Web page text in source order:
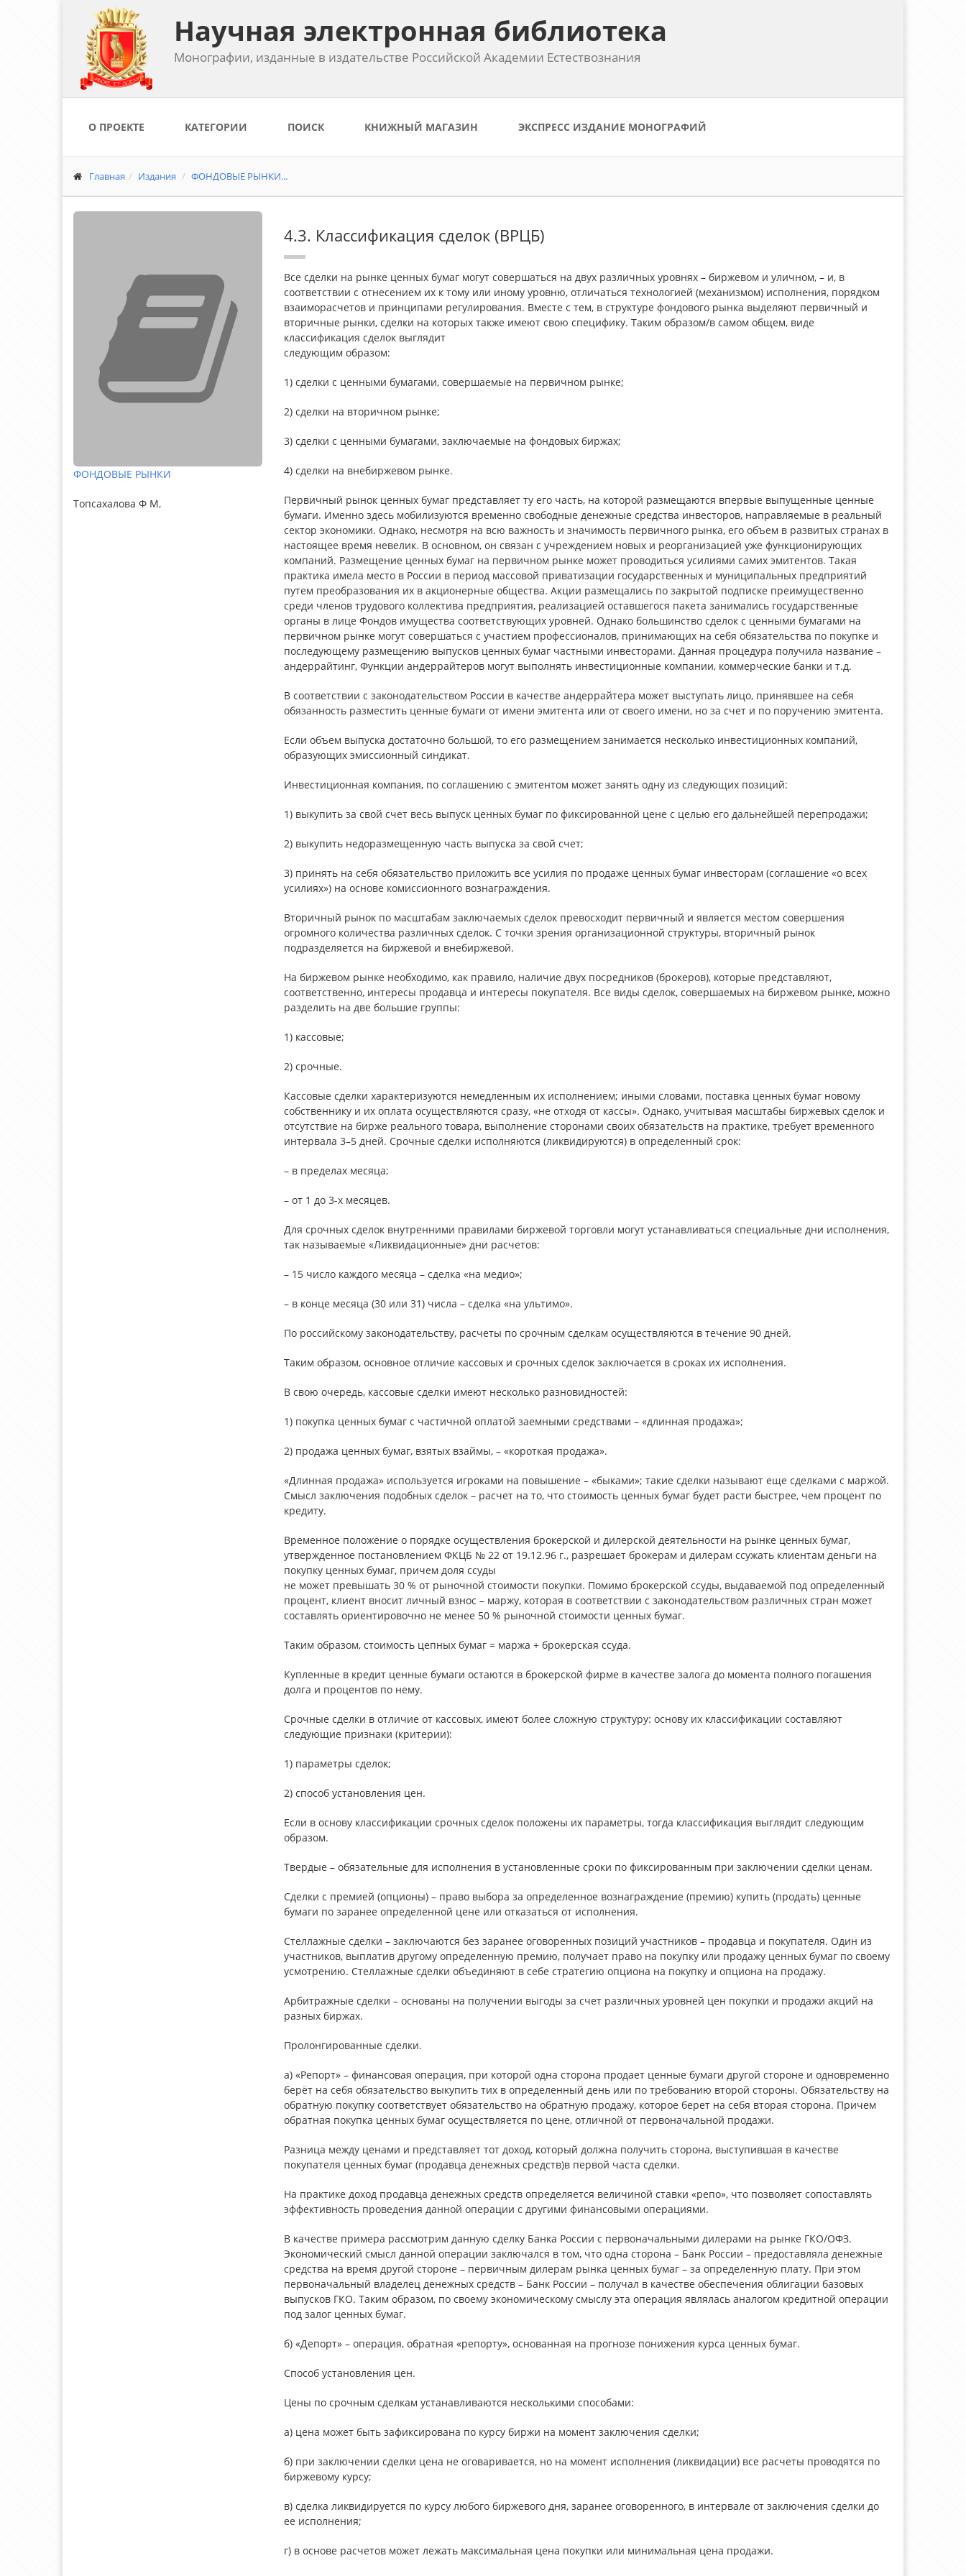
Научная электронная библиотека
Монографии, изданные в издательстве Российской Академии Естествознания
О ПРОЕКТЕ КАТЕГОРИИ ПОИСК КНИЖНЫЙ МАГАЗИН ЭКСПРЕСС ИЗДАНИЕ МОНОГРАФИЙ
Главная Издания ФОНДОВЫЕ РЫНКИ...
ФОНДОВЫЕ РЫНКИ
Топсахалова Ф М,
4.3. Классификация сделок (ВРЦБ)
Все сделки на рынке ценных бумаг могут совершаться на двух различных уровнях – биржевом и уличном, – и, в
соответствии с отнесением их к тому или иному уровню, отличаться технологией (механизмом) исполнения, порядком
взаиморасчетов и принципами регулирования. Вместе с тем, в структуре фондового рынка выделяют первичный и
вторичные рынки, сделки на которых также имеют свою специфику. Таким образом/в самом общем, виде
классификация сделок выглядит
следующим образом:
1) сделки с ценными бумагами, совершаемые на первичном рынке;
2) сделки на вторичном рынке;
3) сделки с ценными бумагами, заключаемые на фондовых биржах;
4) сделки на внебиржевом рынке.
Первичный рынок ценных бумаг представляет ту его часть, на которой размещаются впервые выпущенные ценные
бумаги. Именно здесь мобилизуются временно свободные денежные средства инвесторов, направляемые в реальный
сектор экономики. Однако, несмотря на всю важность и значимость первичного рынка, его объем в развитых странах в
настоящее время невелик. В основном, он связан с учреждением новых и реорганизацией уже функционирующих
компаний. Размещение ценных бумаг на первичном рынке может проводиться усилиями самих эмитентов. Такая
практика имела место в России в период массовой приватизации государственных и муниципальных предприятий
путем преобразования их в акционерные общества. Акции размещались по закрытой подписке преимущественно
среди членов трудового коллектива предприятия, реализацией оставшегося пакета занимались государственные
органы в лице Фондов имущества соответствующих уровней. Однако большинство сделок с ценными бумагами на
первичном рынке могут совершаться с участием профессионалов, принимающих на себя обязательства по покупке и
последующему размещению выпусков ценных бумаг частными инвесторами. Данная процедура получила название –
андеррайтинг, Функции андеррайтеров могут выполнять инвестиционные компании, коммерческие банки и т.д.
В соответствии с законодательством России в качестве андеррайтера может выступать лицо, принявшее на себя
обязанность разместить ценные бумаги от имени эмитента или от своего имени, но за счет и по поручению эмитента.
Если объем выпуска достаточно большой, то его размещением занимается несколько инвестиционных компаний,
образующих эмиссионный синдикат.
Инвестиционная компания, по соглашению с эмитентом может занять одну из следующих позиций:
1) выкупить за свой счет весь выпуск ценных бумаг по фиксированной цене с целью его дальнейшей перепродажи;
2) выкупить недоразмещенную часть выпуска за свой счет;
3) принять на себя обязательство приложить все усилия по продаже ценных бумаг инвесторам (соглашение «о всех
усилиях») на основе комиссионного вознаграждения.
Вторичный рынок по масштабам заключаемых сделок превосходит первичный и является местом совершения
огромного количества различных сделок. С точки зрения организационной структуры, вторичный рынок
подразделяется на биржевой и внебиржевой.
На биржевом рынке необходимо, как правило, наличие двух посредников (брокеров), которые представляют,
соответственно, интересы продавца и интересы покупателя. Все виды сделок, совершаемых на биржевом рынке, можно
разделить на две большие группы:
1) кассовые;
2) срочные.
Кассовые сделки характеризуются немедленным их исполнением; иными словами, поставка ценных бумаг новому
собственнику и их оплата осуществляются сразу, «не отходя от кассы». Однако, учитывая масштабы биржевых сделок и
отсутствие на бирже реального товара, выполнение сторонами своих обязательств на практике, требует временного
интервала 3–5 дней. Срочные сделки исполняются (ликвидируются) в определенный срок:
– в пределах месяца;
– от 1 до 3-х месяцев.
Для срочных сделок внутренними правилами биржевой торговли могут устанавливаться специальные дни исполнения,
так называемые «Ликвидационные» дни расчетов:
– 15 число каждого месяца – сделка «на медио»;
– в конце месяца (30 или 31) числа – сделка «на ультимо».
По российскому законодательству, расчеты по срочным сделкам осуществляются в течение 90 дней.
Таким образом, основное отличие кассовых и срочных сделок заключается в сроках их исполнения.
В свою очередь, кассовые сделки имеют несколько разновидностей:
1) покупка ценных бумаг с частичной оплатой заемными средствами – «длинная продажа»;
2) продажа ценных бумаг, взятых взаймы, – «короткая продажа».
«Длинная продажа» используется игроками на повышение – «быками»; такие сделки называют еще сделками с маржой.
Смысл заключения подобных сделок – расчет на то, что стоимость ценных бумаг будет расти быстрее, чем процент по
кредиту.
Временное положение о порядке осуществления брокерской и дилерской деятельности на рынке ценных бумаг,
утвержденное постановлением ФКЦБ № 22 от 19.12.96 г., разрешает брокерам и дилерам ссужать клиентам деньги на
покупку ценных бумаг, причем доля ссуды
не может превышать 30 % от рыночной стоимости покупки. Помимо брокерской ссуды, выдаваемой под определенный
процент, клиент вносит личный взнос – маржу, которая в соответствии с законодательством различных стран может
составлять ориентировочно не менее 50 % рыночной стоимости ценных бумаг.
Таким образом, стоимость цепных бумаг = маржа + брокерская ссуда.
Купленные в кредит ценные бумаги остаются в брокерской фирме в качестве залога до момента полного погашения
долга и процентов по нему.
Срочные сделки в отличие от кассовых, имеют более сложную структуру: основу их классификации составляют
следующие признаки (критерии):
1) параметры сделок;
2) способ установления цен.
Если в основу классификации срочных сделок положены их параметры, тогда классификация выглядит следующим
образом.
Твердые – обязательные для исполнения в установленные сроки по фиксированным при заключении сделки ценам.
Сделки с премией (опционы) – право выбора за определенное вознаграждение (премию) купить (продать) ценные
бумаги по заранее определенной цене или отказаться от исполнения.
Стеллажные сделки – заключаются без заранее оговоренных позиций участников – продавца и покупателя. Один из
участников, выплатив другому определенную премию, получает право на покупку или продажу ценных бумаг по своему
усмотрению. Стеллажные сделки объединяют в себе стратегию опциона на покупку и опциона на продажу.
Арбитражные сделки – основаны на получении выгоды за счет различных уровней цен покупки и продажи акций на
разных биржах.
Пролонгированные сделки.
а) «Репорт» – финансовая операция, при которой одна сторона продает ценные бумаги другой стороне и одновременно
берёт на себя обязательство выкупить тих в определенный день или по требованию второй стороны. Обязательству на
обратную покупку соответствует обязательство на обратную продажу, которое берет на себя вторая сторона. Причем
обратная покупка ценных бумаг осуществляется по цене, отличной от первоначальной продажи.
Разница между ценами и представляет тот доход, который должна получить сторона, выступившая в качестве
покупателя ценных бумаг (продавца денежных средств)в первой часта сделки.
На практике доход продавца денежных средств определяется величиной ставки «репо», что позволяет сопоставлять
эффективность проведения данной операции с другими финансовыми операциями.
В качестве примера рассмотрим данную сделку Банка России с первоначальными дилерами на рынке ГКО/ОФЗ.
Экономический смысл данной операции заключался в том, что одна сторона – Банк России – предоставляла денежные
средства на время другой стороне – первичным дилерам рынка ценных бумаг – за определенную плату. При этом
первоначальный владелец денежных средств – Банк России – получал в качестве обеспечения облигации базовых
выпусков ГКО. Таким образом, по своему экономическому смыслу эта операция являлась аналогом кредитной операции
под залог ценных бумаг.
б) «Депорт» – операция, обратная «репорту», основанная на прогнозе понижения курса ценных бумаг.
Способ установления цен.
Цены по срочным сделкам устанавливаются несколькими способами:
а) цена может быть зафиксирована по курсу биржи на момент заключения сделки;
б) при заключении сделки цена не оговаривается, но на момент исполнения (ликвидации) все расчеты проводятся по
биржевому курсу;
в) сделка ликвидируется по курсу любого биржевого дня, заранее оговоренного, в интервале от заключения сделки до
ее исполнения;
г) в основе расчетов может лежать максимальная цена покупки или минимальная цена продажи.